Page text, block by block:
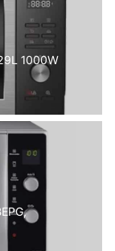
1000W